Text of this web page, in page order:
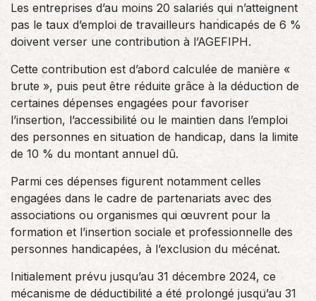
Les entreprises d’au moins 20 salariés qui n’atteignent
pas le taux d’emploi de travailleurs handicapés de 6 %
doivent verser une contribution à l’AGEFIPH.
Cette contribution est d’abord calculée de manière «
brute », puis peut être réduite grâce à la déduction de
certaines dépenses engagées pour favoriser
l’insertion, l’accessibilité ou le maintien dans l’emploi
des personnes en situation de handicap, dans la limite
de 10 % du montant annuel dû.
Parmi ces dépenses figurent notamment celles
engagées dans le cadre de partenariats avec des
associations ou organismes qui œuvrent pour la
formation et l’insertion sociale et professionnelle des
personnes handicapées, à l’exclusion du mécénat.
Initialement prévu jusqu’au 31 décembre 2024, ce
mécanisme de déductibilité a été prolongé jusqu’au 31